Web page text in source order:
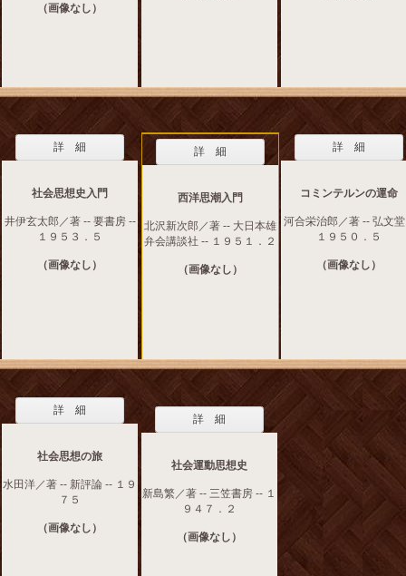
（画像なし）
詳 細
社会思想史入門
井伊玄太郎／著 -- 要書房 --
１９５３．５
（画像なし）
詳 細
西洋思潮入門
北沢新次郎／著 -- 大日本雄
弁会講談社 -- １９５１．２
（画像なし）
詳 細
コミンテルンの運命
河合栄治郎／著 -- 弘文
１９５０．５
（画像なし）
詳 細
社会思想の旅
水田洋／著 -- 新評論 -- １９
７５
（画像なし）
詳 細
社会運動思想史
新島繁／著 -- 三笠書房 -- １
９４７．２
（画像なし）